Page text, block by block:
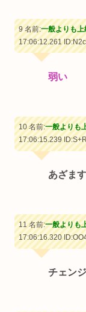
9 名前:一般よりも
17:06:12.261
弱い
10 名前:一般よりも
17:06:15.239
あざます
11 名前:一般よりも
17:06:16.320
チェンジ